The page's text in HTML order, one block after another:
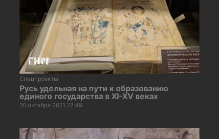
Спецпроекты
Русь удельная на пути к образованию
единого государства в XI-XV веках
20 октября 2021 22:49